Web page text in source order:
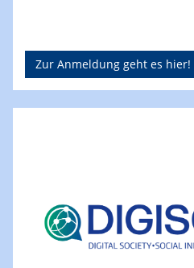
Zum Programm geht es
Für eine (auch virtuelle)